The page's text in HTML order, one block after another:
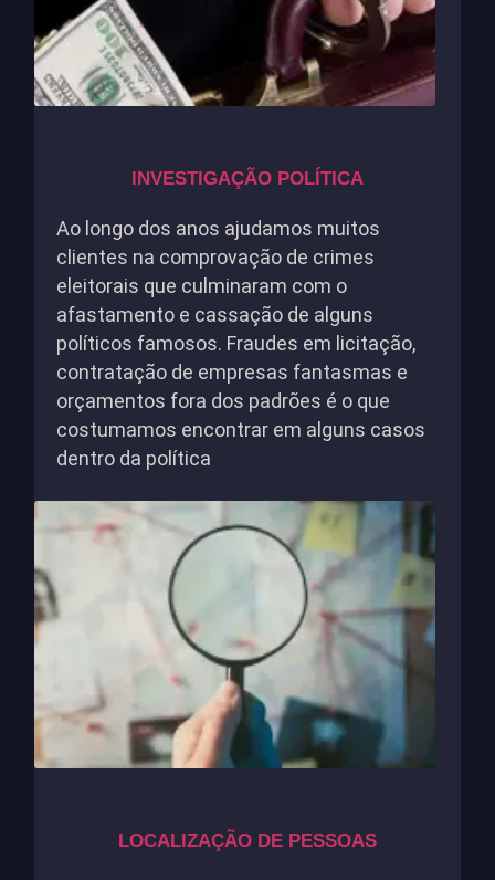
INVESTIGAÇÃO POLÍTICA
Ao longo dos anos ajudamos muitos
clientes na comprovação de crimes
eleitorais que culminaram com o
afastamento e cassação de alguns
políticos famosos. Fraudes em licitação,
contratação de empresas fantasmas e
orçamentos fora dos padrões é o que
costumamos encontrar em alguns casos
dentro da política
LOCALIZAÇÃO DE PESSOAS